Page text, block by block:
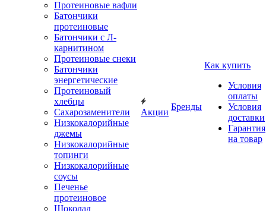
Протеиновые вафли
Батончики
протеиновые
Батончики с Л-
карнитином
Протеиновые снеки
Батончики
энергетические
Протеиновый
хлебцы
Сахарозаменители
Низкокалорийные
джемы
Низкокалорийные
топинги
Низкокалорийные
соусы
Печенье
протеиновое
Шоколад
Акции
Бренды
Как купить
Условия
оплаты
Условия
доставки
Гарантия
на товар